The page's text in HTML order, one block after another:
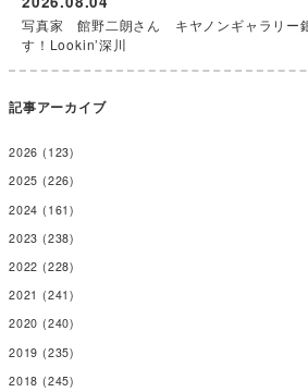
写真家 館野二朗さん キヤノンギャラリー
す！Lookin’深川
記事アーカイブ
2026 (123)
2025 (226)
2024 (161)
2023 (238)
2022 (228)
2021 (241)
2020 (240)
2019 (235)
2018 (245)